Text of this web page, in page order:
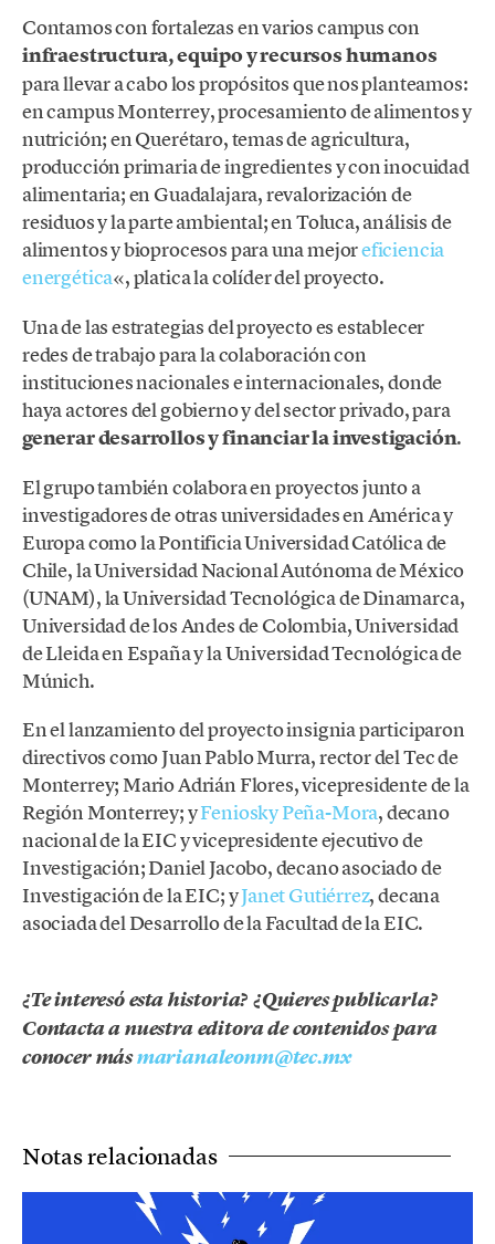
Contamos con fortalezas en varios campus con
infraestructura, equipo y recursos humanos
para llevar a cabo los propósitos que nos planteamos:
en campus Monterrey, procesamiento de alimentos y
nutrición; en Querétaro, temas de agricultura,
producción primaria de ingredientes y con inocuidad
alimentaria; en Guadalajara, revalorización de
residuos y la parte ambiental; en Toluca, análisis de
alimentos y bioprocesos para una mejoreficiencia
energética«, platica la colíder del proyecto.
Una de las estrategias del proyecto es establecer
redes de trabajo para la colaboración con
instituciones nacionales e internacionales, donde
haya actores del gobierno y del sector privado, para
generar desarrollos y financiar la investigación.
El grupo también colabora en proyectos junto a
investigadores de otras universidades en América y
Europa como la Pontificia Universidad Católica de
Chile, la Universidad Nacional Autónoma de México
(UNAM), la Universidad Tecnológica de Dinamarca,
Universidad de los Andes de Colombia, Universidad
de Lleida en España y la Universidad Tecnológica de
Múnich.
En el lanzamiento del proyecto insignia participaron
directivos como Juan Pablo Murra, rector del Tec de
Monterrey; Mario Adrián Flores, vicepresidente de la
Región Monterrey; yFeniosky Peña-Mora, decano
nacional de la EIC y vicepresidente ejecutivo de
Investigación; Daniel Jacobo, decano asociado de
Investigación de la EIC; yJanet Gutiérrez, decana
asociada del Desarrollo de la Facultad de la EIC.
¿Te interesó esta historia? ¿Quieres publicarla?
Contacta a nuestra editora de contenidos para
conocer másmarianaleonm@tec.mx
Notas relacionadas